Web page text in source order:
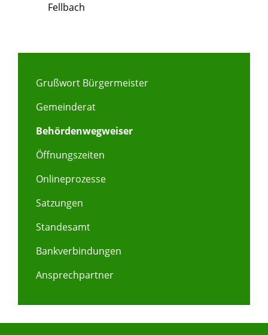
Fellbach
Grußwort Bürgermeister
Gemeinderat
Behördenwegweiser
Öffnungszeiten
Onlineprozesse
Satzungen
Standesamt
Bankverbindungen
Ansprechpartner